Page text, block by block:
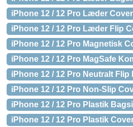
iPhone 12 / 12 Pro Læder
iPhone 12 / 12 Pro Læder Flip
iPhone 12 / 12 Pro Magnetisk
iPhone 12 / 12 Pro MagSafe
iPhone 12 / 12 Pro Neutralt
iPhone 12 / 12 Pro Non-Slip
iPhone 12 / 12 Pro Plastik
iPhone 12 / 12 Pro Plastik